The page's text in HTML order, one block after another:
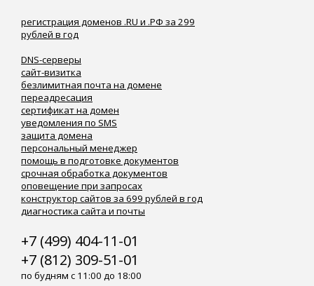
регистрация доменов .RU и .РФ за 299
рублей в год
DNS-серверы
сайт-визитка
безлимитная почта на домене
переадресация
сертификат на домен
уведомления по SMS
защита домена
персональный менеджер
помощь в подготовке документов
срочная обработка документов
оповещение при запросах
конструктор сайтов за 699 рублей в год
диагностика сайта и почты
+7 (499) 404-11-01
+7 (812) 309-51-01
по будням с 11:00 до 18:00